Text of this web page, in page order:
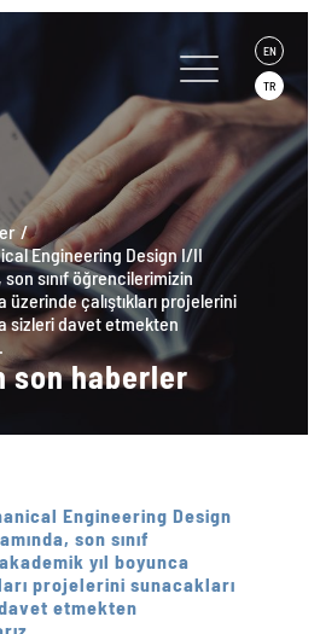
EN
TR
Engineering Design I/II
sınıf öğrencilerimizin
üzerinde çalıştıkları projelerini
sizleri davet etmekten
son haberler
Engineering Design
son sınıf
yıl boyunca
projelerini sunacakları
etmekten